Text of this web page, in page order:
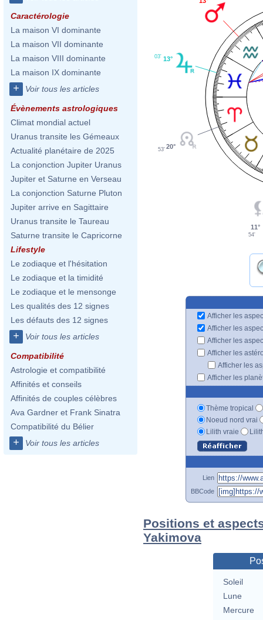
Caractérologie
La maison VI dominante
La maison VII dominante
La maison VIII dominante
La maison IX dominante
+ Voir tous les articles
Évènements astrologiques
Climat mondial actuel
Uranus transite les Gémeaux
Actualité planétaire de 2025
La conjonction Jupiter Uranus
Jupiter et Saturne en Verseau
La conjonction Saturne Pluton
Jupiter arrive en Sagittaire
Uranus transite le Taureau
Saturne transite le Capricorne
Lifestyle
Le zodiaque et l'hésitation
Le zodiaque et la timidité
Le zodiaque et le mensonge
Les qualités des 12 signes
Les défauts des 12 signes
+ Voir tous les articles
Compatibilité
Astrologie et compatibilité
Affinités et conseils
Affinités de couples célèbres
Ava Gardner et Frank Sinatra
Compatibilité du Bélier
+ Voir tous les articles
13°
03'
20°
53'
11°
54'
Afficher les
Afficher les
Afficher les
Afficher les
Afficher les
Afficher les
Thème tropical
Noeud nord vrai
Lilith vraie
Lien
BBCode
Positions et
Yakimova
Soleil
Lune
Mercure